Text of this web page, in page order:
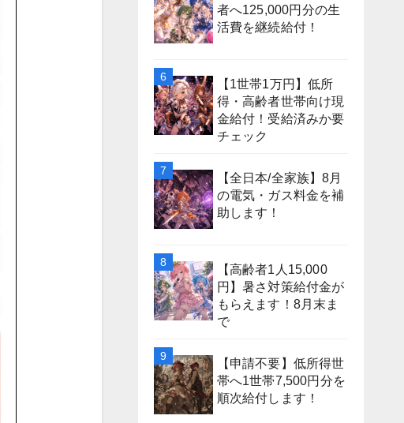
者へ125,000円分の生
活費を継続給付！
【1世帯1万円】低所
得・高齢者世帯向け現
金給付！受給済みか要
チェック
【全日本/全家族】8月
の電気・ガス料金を補
助します！
【高齢者1人15,000
円】暑さ対策給付金が
もらえます！8月末ま
で
【申請不要】低所得世
帯へ1世帯7,500円分を
順次給付します！